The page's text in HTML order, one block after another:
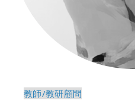
教師/教研顧問